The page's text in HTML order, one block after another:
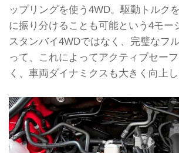
ップリングを使う4WD。駆動トルク
に振り分けることも可能という4モー
スタンバイ4WDではなく、完璧なフ
って、これによってアクティブセー
く、車両ダイナミクスも大きく向上し